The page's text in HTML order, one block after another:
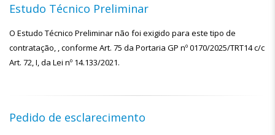
Estudo Técnico Preliminar
O Estudo Técnico Preliminar não foi exigido para este tipo de
contratação, , conforme Art. 75 da Portaria GP nº 0170/2025/TRT14 c/c
Art. 72, I, da Lei nº 14.133/2021.
Pedido de esclarecimento